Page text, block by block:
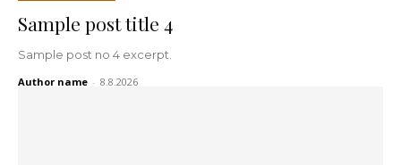
Sample post title 4
Sample post no 4 excerpt.
Author name - 8.8.2026